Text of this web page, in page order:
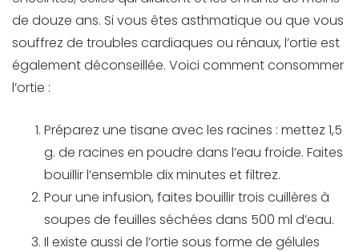
de douze ans. Si vous êtes asthmatique ou que vous
souffrez de troubles cardiaques ou rénaux, l’ortie est
également déconseillée. Voici comment consommer
l’ortie :
Préparez une tisane avec les racines : mettez 1,5
g. de racines en poudre dans l’eau froide. Faites
bouillir l’ensemble dix minutes et filtrez.
Pour une infusion, faites bouillir trois cuillères à
soupes de feuilles séchées dans 500 ml d’eau.
Il existe aussi de l’ortie sous forme de gélules